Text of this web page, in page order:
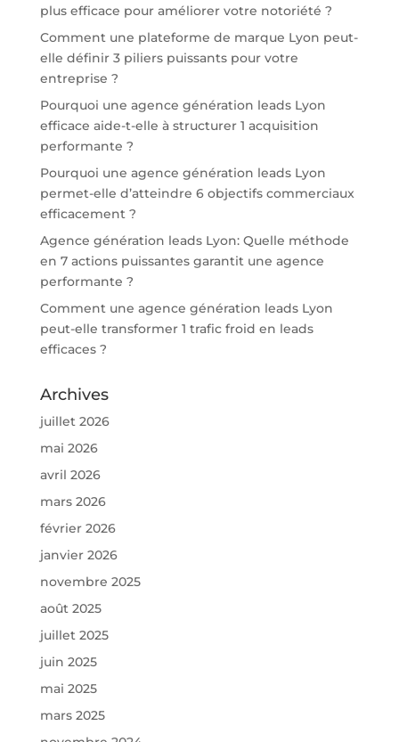
plus efficace pour améliorer votre notoriété ?
Comment une plateforme de marque Lyon peut-
elle définir 3 piliers puissants pour votre
entreprise ?
Pourquoi une agence génération leads Lyon
efficace aide-t-elle à structurer 1 acquisition
performante ?
Pourquoi une agence génération leads Lyon
permet-elle d’atteindre 6 objectifs commerciaux
efficacement ?
Agence génération leads Lyon: Quelle méthode
en 7 actions puissantes garantit une agence
performante ?
Comment une agence génération leads Lyon
peut-elle transformer 1 trafic froid en leads
efficaces ?
Archives
juillet 2026
mai 2026
avril 2026
mars 2026
février 2026
janvier 2026
novembre 2025
août 2025
juillet 2025
juin 2025
mai 2025
mars 2025